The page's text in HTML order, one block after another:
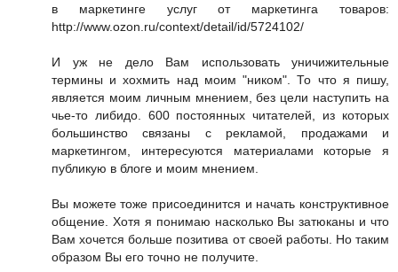
в маркетинге услуг от маркетинга товаров:
http://www.ozon.ru/context/detail/id/5724102/
И уж не дело Вам использовать уничижительные
термины и хохмить над моим "ником". То что я пишу,
является моим личным мнением, без цели наступить на
чье-то либидо. 600 постоянных читателей, из которых
большинство связаны с рекламой, продажами и
маркетингом, интересуются материалами которые я
публикую в блоге и моим мнением.
Вы можете тоже присоединится и начать конструктивное
общение. Хотя я понимаю насколько Вы затюканы и что
Вам хочется больше позитива от своей работы. Но таким
образом Вы его точно не получите.